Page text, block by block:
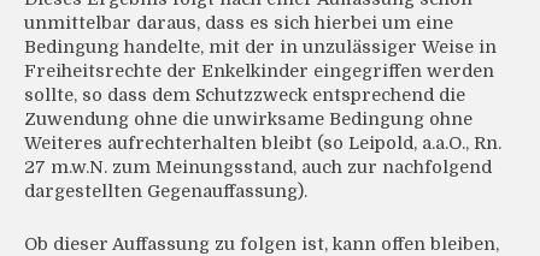
unmittelbar daraus, dass es sich hierbei um eine
Bedingung handelte, mit der in unzulässiger Weise in
Freiheitsrechte der Enkelkinder eingegriffen werden
sollte, so dass dem Schutzzweck entsprechend die
Zuwendung ohne die unwirksame Bedingung ohne
Weiteres aufrechterhalten bleibt (so Leipold, a.a.O., Rn.
27 m.w.N. zum Meinungsstand, auch zur nachfolgend
dargestellten Gegenauffassung).
Ob dieser Auffassung zu folgen ist, kann offen bleiben,